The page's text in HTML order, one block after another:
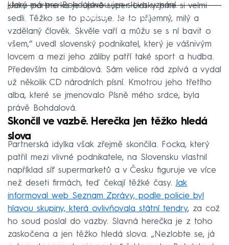
který má pro Bohdalovou jen slova uznání.
Failed to fetch
„Jako partnerka je úplně super. Lidsky jsme si velmi
sedli. Těžko se to popisuje. Je to příjemný, milý a
vzdělaný člověk. Skvěle vaří a můžu se s ní bavit o
všem,“ uvedl slovenský podnikatel, který je vášnivým
lovcem a mezi jeho záliby patří také sport a hudba.
Především ta cimbálová. Sám velice rád zpívá a vydal
už několik CD národních písní. Kmotrou jeho třetího
alba, které se jmenovalo Písně mého srdce, byla
právě Bohdalová.
Skončil ve vazbě. Herečka jen těžko hledá
slova
Partnerská idylka však zřejmě skončila. Focka, který
patřil mezi vlivné podnikatele, na Slovensku vlastnil
například síť supermarketů a v Česku figuruje ve více
než deseti firmách, teď čekají těžké časy. Jak
informoval web Seznam Zprávy, podle policie byl
hlavou skupiny, která ovlivňovala státní tendry, za což
ho soud poslal do vazby. Slavná herečka je z toho
zaskočena a jen těžko hledá slova. „Nezlobte se, já